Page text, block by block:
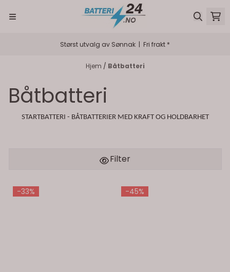
Størst utvalg av Sønnak | Fri frakt *
Hjem / Båtbatteri
Båtbatteri
STARTBATTERI - BÅTBATTERIER MED KRAFT OG HOLDBARHET
Filter
-33% -45%